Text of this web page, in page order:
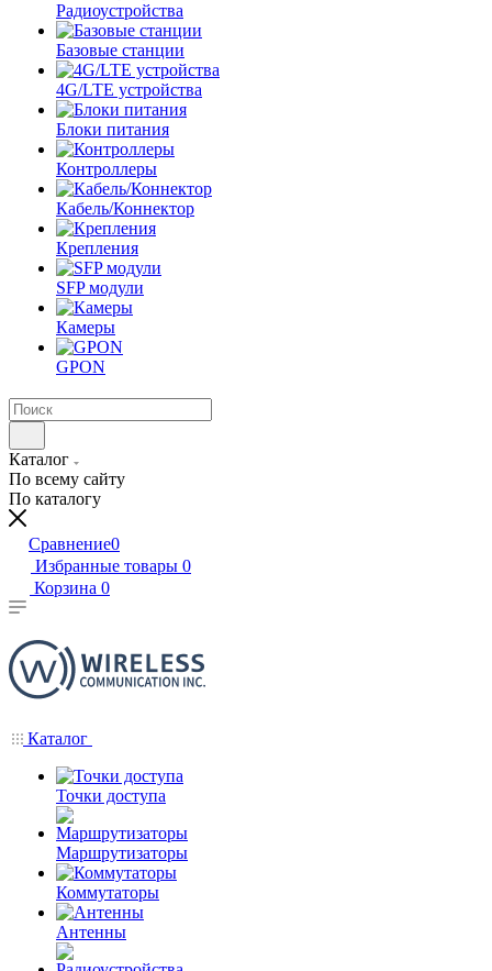
Радиоустройства
Базовые станции
4G/LTE устройства
Блоки питания
Контроллеры
Кабель/Коннектор
Крепления
SFP модули
Камеры
GPON
Каталог
По всему сайту
По каталогу
Сравнение0
Избранные товары 0
Корзина 0
Каталог
Точки доступа
Маршрутизаторы
Коммутаторы
Антенны